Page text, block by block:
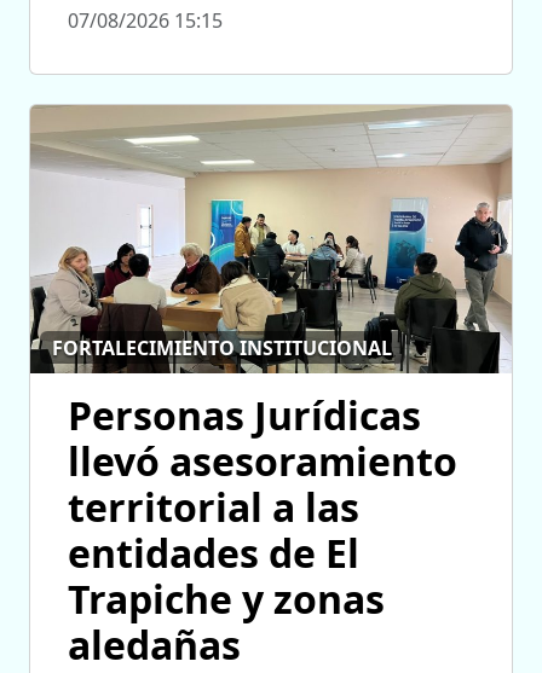
07/08/2026 15:15
FORTALECIMIENTO INSTITUCIONAL
Personas Jurídicas
llevó asesoramiento
territorial a las
entidades de El
Trapiche y zonas
aledañas